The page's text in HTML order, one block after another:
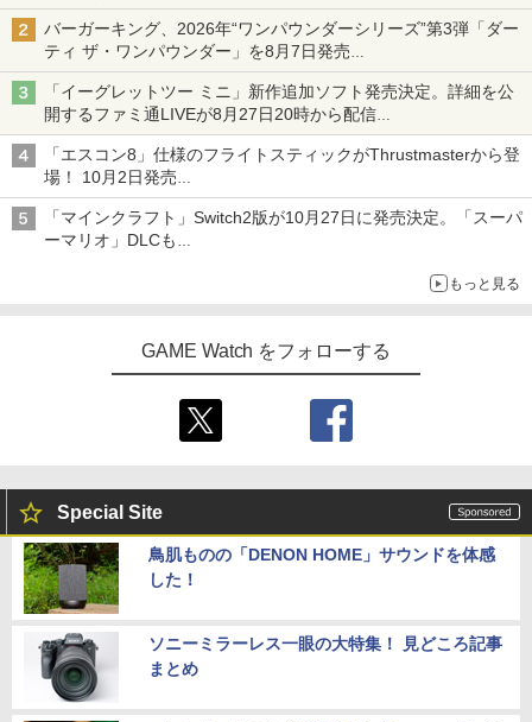
発売から2週間は20%オフになるセールが実施
バーガーキング、2026年“ワンパウンダーシリーズ”第3弾「ダー
ティ ザ・ワンパウンダー」を8月7日発売
「特製ガーリックマヨソース」を使用した超大型チーズバーガー
「イーグレットツー ミニ」新作追加ソフト発売決定。詳細を公
開するファミ通LIVEが8月27日20時から配信
シリーズ累計100タイトルへ
「エスコン8」仕様のフライトスティックがThrustmasterから登
場！ 10月2日発売
ジョイスティックに振動機能を搭載。予約受付も開始
「マインクラフト」Switch2版が10月27日に発売決定。「スーパ
ーマリオ」DLCも
もっと見る
GAME Watch をフォローする
Special Site
鳥肌ものの「DENON HOME」サウンドを体感
した！
ソニーミラーレス一眼の大特集！ 見どころ記事
まとめ